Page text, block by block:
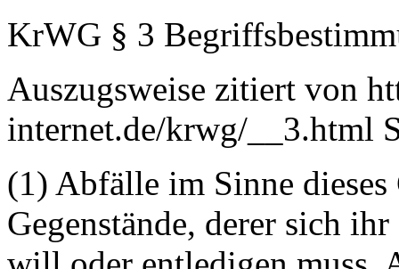
KrWG § 3
Auszugsweise zitiert von
internet.de/krwg/__3.html
(1) Abfälle im Sinne dieses
Gegenstände, derer sich